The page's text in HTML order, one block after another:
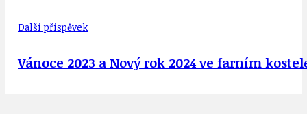
Další příspěvek
Vánoce 2023 a Nový rok 2024 ve farním